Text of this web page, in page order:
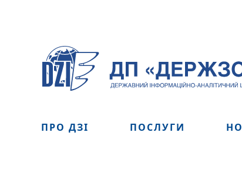
ПРО ДЗІ ПОСЛУГИ